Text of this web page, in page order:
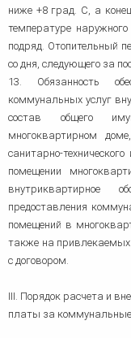
ниже +8 град. C, а
температуре
подряд. Отопительный
со дня, следующего за
13. Обязанность
коммунальных услуг
состав общего
многоквартирном
санитарно-
помещении
внутриквартирное
предоставления
помещений в
также на привлекаемых
с договором.
III. Порядок расчета и
платы за коммунальные